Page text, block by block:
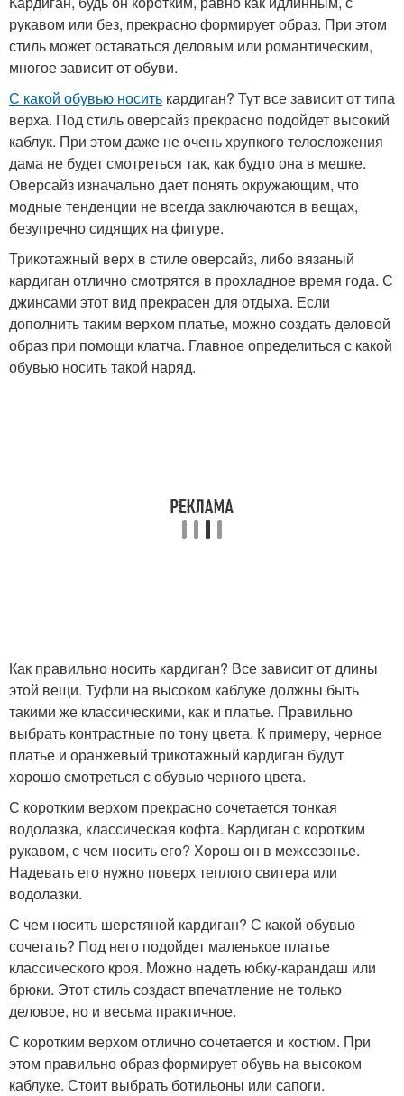
рукавом или без, прекрасно формирует образ. При этом
стиль может оставаться деловым или романтическим,
многое зависит от обуви.
С какой обувью носить кардиган? Тут все зависит от типа
верха. Под стиль оверсайз прекрасно подойдет высокий
каблук. При этом даже не очень хрупкого телосложения
дама не будет смотреться так, как будто она в мешке.
Оверсайз изначально дает понять окружающим, что
модные тенденции не всегда заключаются в вещах,
безупречно сидящих на фигуре.
Трикотажный верх в стиле оверсайз, либо вязаный
кардиган отлично смотрятся в прохладное время года. С
джинсами этот вид прекрасен для отдыха. Если
дополнить таким верхом платье, можно создать деловой
образ при помощи клатча. Главное определиться с какой
обувью носить такой наряд.
Как правильно носить кардиган? Все зависит от длины
этой вещи. Туфли на высоком каблуке должны быть
такими же классическими, как и платье. Правильно
выбрать контрастные по тону цвета. К примеру, черное
платье и оранжевый трикотажный кардиган будут
хорошо смотреться с обувью черного цвета.
С коротким верхом прекрасно сочетается тонкая
водолазка, классическая кофта. Кардиган с коротким
рукавом, с чем носить его? Хорош он в межсезонье.
Надевать его нужно поверх теплого свитера или
водолазки.
С чем носить шерстяной кардиган? С какой обувью
сочетать? Под него подойдет маленькое платье
классического кроя. Можно надеть юбку-карандаш или
брюки. Этот стиль создаст впечатление не только
деловое, но и весьма практичное.
С коротким верхом отлично сочетается и костюм. При
этом правильно образ формирует обувь на высоком
каблуке. Стоит выбрать ботильоны или сапоги.